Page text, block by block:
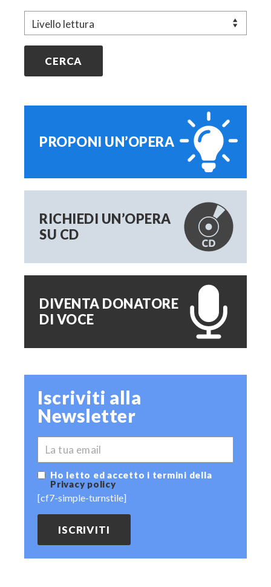
i
c
PROPONI UN’OPERA
RICHIEDI UN’OPERA
SU CD
DIVENTA DONATORE
DI VOCE
Iscriviti alla
Newsletter
EMAIL
Ho letto ed accetto i termini della
Privacy policy
[cf7-simple-turnstile]